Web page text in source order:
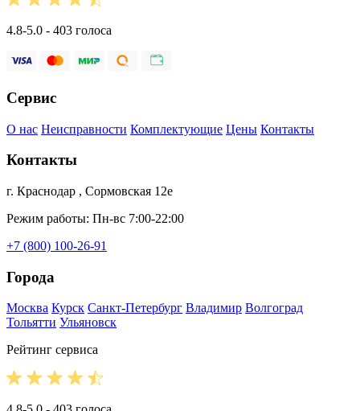
4.8-5.0 - 403 голоса
Сервис
О нас Неисправности Комплектующие Цены Контакты
Контакты
г. Краснодар , Сормовская 12е
Режим работы: Пн-вс 7:00-22:00
+7 (800) 100-26-91
Города
Москва Курск Санкт-Петербург Владимир Волгоград
Тольятти Ульяновск
Рейтинг сервиса